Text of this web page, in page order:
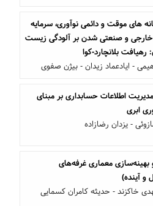
های موقت و دائمی نوآوری، سرمایه
و صنعتی شدن بر آلودگی زیست
بلانچارد-کوا
- ایادعماد زیدان - بیژن صفوی
اطلاعات حسابداری بر مبنای
ابری
- یزدان رضازاده
بهینه‌سازی معماری غرفه‌های
و آینده)
خاکزند - حدیثه کامران کسمایی